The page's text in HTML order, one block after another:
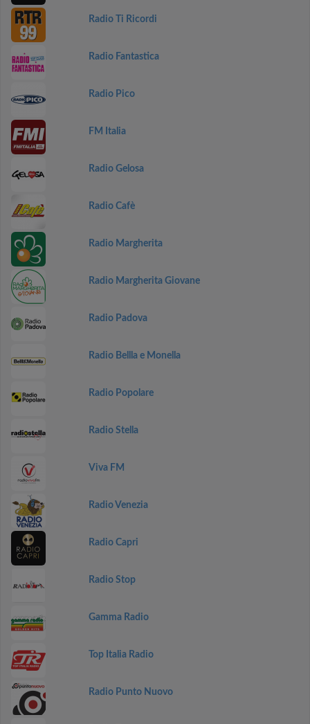
Radio Ti Ricordi
Radio Fantastica
Radio Pico
FM Italia
Radio Gelosa
Radio Cafè
Radio Margherita
Radio Margherita Giovane
Radio Padova
Radio Bellla e Monella
Radio Popolare
Radio Stella
Viva FM
Radio Venezia
Radio Capri
Radio Stop
Gamma Radio
Top Italia Radio
Radio Punto Nuovo